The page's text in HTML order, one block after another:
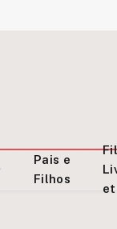
Pais e
Filhos